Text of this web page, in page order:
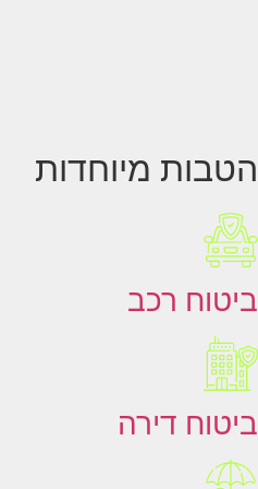
הטבות מיוחדות
ביטוח רכב
ביטוח דירה